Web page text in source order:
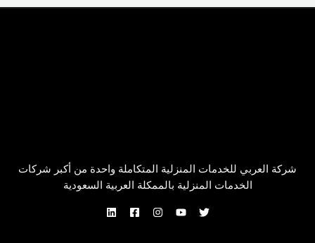
شركة العربي للخدمات المنزلية المتكاملة واحدة من أكبر شركات
الخدمات المنزلية بالممكلة العربية السعودية